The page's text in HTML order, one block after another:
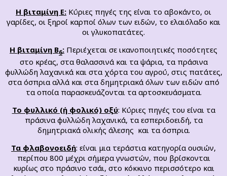
Η βιταμίνη Ε: Κύριες πηγές της είναι το αβοκάντο, οι
γαρίδες, οι ξηροί καρποί όλων των ειδών, το ελαιόλαδο και
οι γλυκοπατάτες.
Η βιταμίνη Β6: Περιέχεται σε ικανοποιητικές ποσότητες
στο κρέας, στα θαλασσινά και τα ψάρια, τα πράσινα
φυλλώδη λαχανικά και στα χόρτα του αγρού, στις πατάτες,
στα όσπρια αλλά και στα δημητριακά όλων των ειδών από
τα οποία παρασκευάζονται τα αρτοσκευάσματα.
Το φυλλικό (ή φολικό) οξύ: Κύριες πηγές του είναι τα
πράσινα φυλλώδη λαχανικά, τα εσπεριδοειδή, τα
δημητριακά ολικής άλεσης και τα όσπρια.
Τα φλαβονοειδή: είναι μια τεράστια κατηγορία ουσιών,
περίπου 800 μέχρι σήμερα γνωστών, που βρίσκονται
κυρίως στο πράσινο τσάι, στο κόκκινο περισσότερο και